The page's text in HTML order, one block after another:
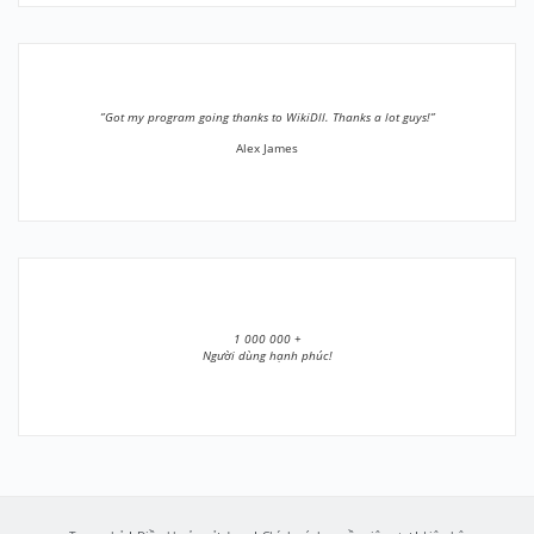
”Got my program going thanks to WikiDll. Thanks a lot guys!”
Alex James
1 000 000 +
Người dùng hạnh phúc!